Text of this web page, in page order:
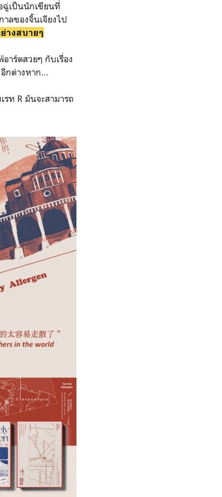
ฉู่เป็นนักเขียนที่
ลของจิ้นเจียงไป
างสบายๆ
าร์ตสวยๆ กับเรื่อง
กต่างหาก...
รท R มันจะสามารถ